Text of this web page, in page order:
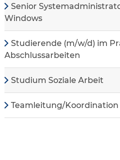
Senior
Windows
Studierende (m/w/d) im
Abschlussarbeiten
Studium Soziale Arbeit
Teamleitung/